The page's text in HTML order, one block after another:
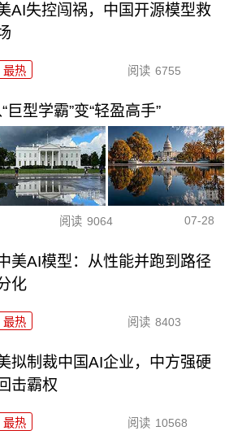
AI失控闯祸，中国开源模型救
最热 阅读 6755
型学霸”变“轻盈高手”
阅读 9064 07-28
美AI模型：从性能并跑到路径
化
最热 阅读 8403
拟制裁中国AI企业，中方强硬
回击霸权
最热 阅读 10568